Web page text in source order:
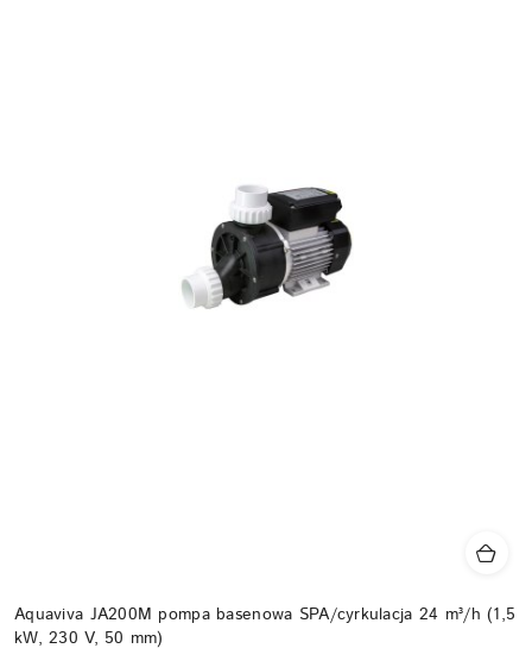
Aquaviva JA200M pompa basenowa SPA/cyrkulacja 24 m³/h (1,5
kW, 230 V, 50 mm)